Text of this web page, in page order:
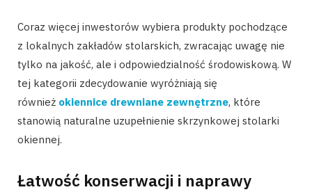
Coraz więcej inwestorów wybiera produkty pochodzące
z lokalnych zakładów stolarskich, zwracając uwagę nie
tylko na jakość, ale i odpowiedzialność środowiskową. W
tej kategorii zdecydowanie wyróżniają się
również okiennice drewniane zewnętrzne, które
stanowią naturalne uzupełnienie skrzynkowej stolarki
okiennej.
Łatwość konserwacji i naprawy